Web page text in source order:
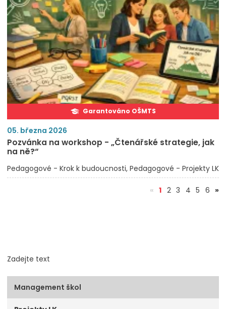
Garantováno OŠMTS
05. března 2026
Pozvánka na workshop - „Čtenářské strategie, jak
na ně?“
Pedagogové - Krok k budoucnosti Pedagogové - Projekty LK
« 1(aktuální)
2 3 4 5 6 »
Zadejte text
Management škol